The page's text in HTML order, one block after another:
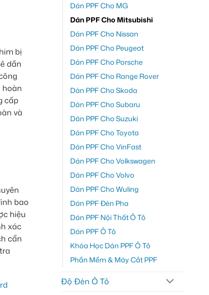
bị
dần
hoàn
cấp
và
bao
hiệu
xác
cẩn
Dán PPF Cho MG
Dán PPF Cho Mitsubishi
Dán PPF Cho Nissan
Dán PPF Cho Peugeot
Dán PPF Cho Porsche
Dán PPF Cho Range Rover
Dán PPF Cho Skoda
Dán PPF Cho Subaru
Dán PPF Cho Suzuki
Dán PPF Cho Toyota
Dán PPF Cho VinFast
Dán PPF Cho Volkswagen
Dán PPF Cho Volvo
Dán PPF Cho Wuling
Dán PPF Đèn Pha
Dán PPF Nội Thất Ô Tô
Dán PPF Ô Tô
Khóa Học Dán PPF Ô Tô
Phần Mềm & Máy Cắt PPF
Độ Đèn Ô Tô